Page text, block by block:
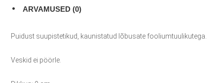
ARVAMUSED (0)
Puidust suupistetikud, kaunistatud lõbusate fooliumtuulikutega.
Veskid ei pöörle.